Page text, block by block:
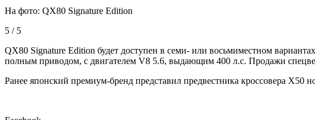
На фото: QX80 Signature Edition
5 / 5
QX80 Signature Edition будет доступен в семи- или восьмиместном
полным приводом, с двигателем V8 5.6, выдающим 400 л.с. Продажи
Ранее японский премиум-бренд представил предвестника кроссовера